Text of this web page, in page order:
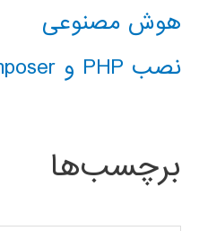
هوش مصنوعی
نصب PHP و composer در ویندوز 10
برچسب‌ها